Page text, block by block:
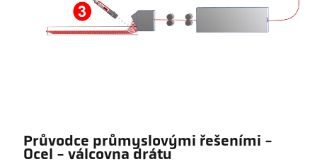
Průvodce průmyslovými řešeními -
Ocel - válcovna drátu